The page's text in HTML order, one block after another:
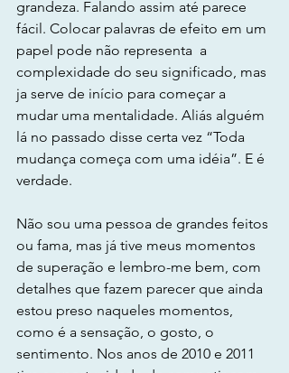
grandeza. Falando assim até parece
fácil. Colocar palavras de efeito em um
papel pode não representa  a
complexidade do seu significado, mas
ja serve de início para começar a
mudar uma mentalidade. Aliás alguém
lá no passado disse certa vez “Toda
mudança começa com uma idéia”. E é
verdade.
Não sou uma pessoa de grandes feitos
ou fama, mas já tive meus momentos
de superação e lembro-me bem, com
detalhes que fazem parecer que ainda
estou preso naqueles momentos,
como é a sensação, o gosto, o
sentimento. Nos anos de 2010 e 2011